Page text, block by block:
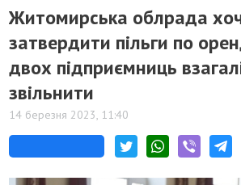
Житомирська облрада
затвердити пільги по
двох підприємниць
звільнити
14 березня 2023, 11:40